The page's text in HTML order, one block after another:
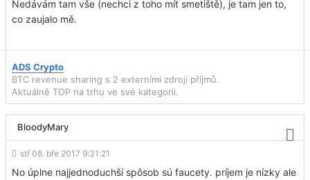
Nedávám tam vše (nechci z toho mít smetiště), je tam jen to,
co zaujalo mě.
ADS Crypto
BTC revenue sharing s 2 externími zdroji příjmů.
Aktuálně TOP na trhu ve své kategorii.
BloodyMary
stř 08. bře 2017 9:31:21
No úplne najjednoduchší spôsob sú faucety. príjem je nízky ale